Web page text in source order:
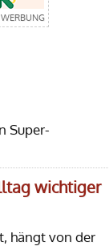
Super-
wichtiger
hängt von der